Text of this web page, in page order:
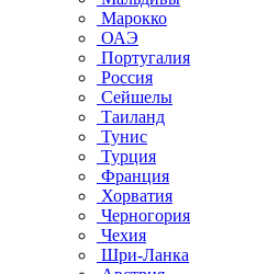
Марокко
ОАЭ
Португалия
Россия
Сейшелы
Таиланд
Тунис
Турция
Франция
Хорватия
Черногория
Чехия
Шри-Ланка